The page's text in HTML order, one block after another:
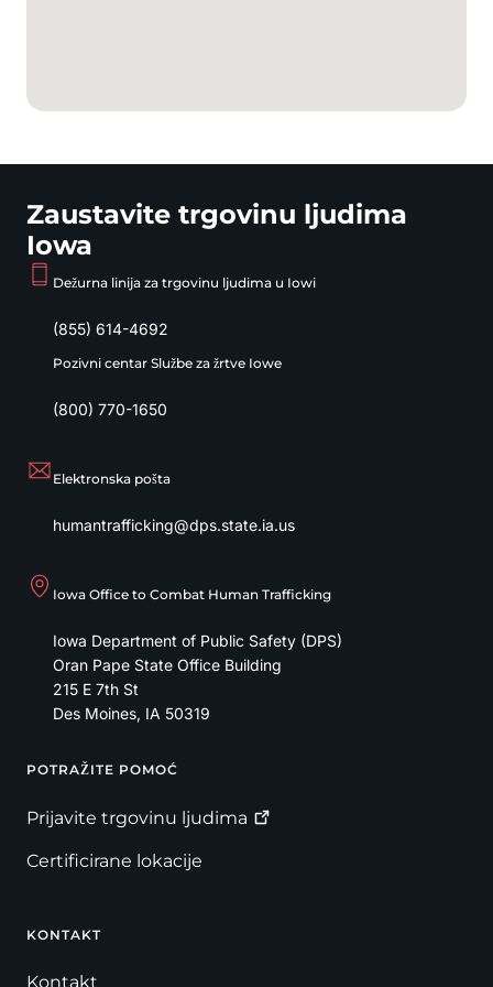
Zaustavite trgovinu ljudima
Iowa
Dežurna linija za trgovinu ljudima u Iowi
(855) 614-4692
Pozivni centar Službe za žrtve Iowe
(800) 770-1650
Elektronska pošta
humantrafficking@dps.state.ia.us
Iowa Office to Combat Human Trafficking
Iowa Department of Public Safety (DPS)
Oran Pape State Office Building
215 E 7th St
Des Moines, IA 50319
Footer
POTRAŽITE POMOĆ
Prijavite trgovinu ljudima
Certificirane lokacije
KONTAKT
Kontakt